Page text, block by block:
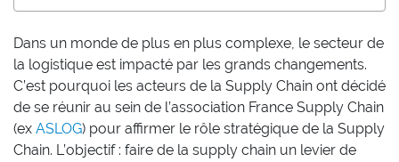
Dans un monde de plus en plus complexe, le secteur de
la logistique est impacté par les grands changements.
C’est pourquoi les acteurs de la Supply Chain ont décidé
de se réunir au sein de l’association France Supply Chain
(ex ASLOG) pour affirmer le rôle stratégique de la Supply
Chain. L’objectif : faire de la supply chain un levier de